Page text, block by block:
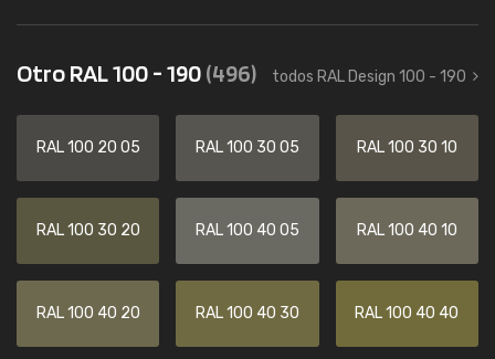
Otro RAL 100 - 190(496) todos RAL Design 100 - 190
RAL 100 20 05 RAL 100 30 05 RAL 100 30 10
RAL 100 30 20 RAL 100 40 05 RAL 100 40 10
RAL 100 40 20 RAL 100 40 30 RAL 100 40 40